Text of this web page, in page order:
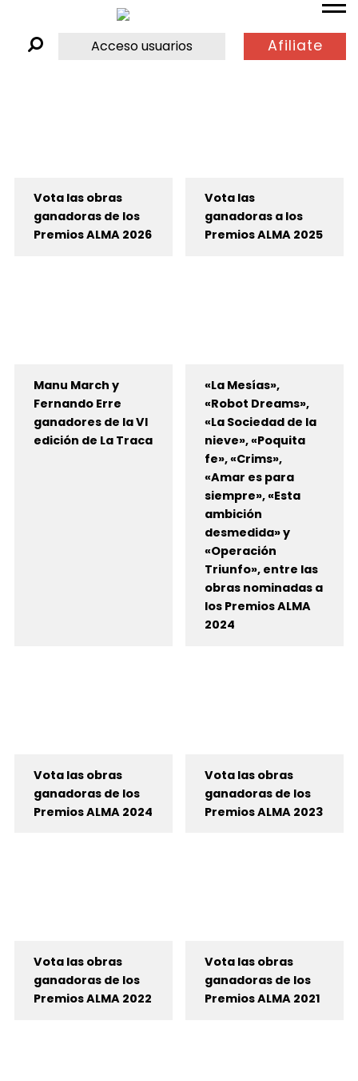
Acceso usuarios Afiliate
Vota las obras
ganadoras de los
Premios ALMA 2026
Vota las
ganadoras a los
Premios ALMA 2025
Manu March y
Fernando Erre
ganadores de la VI
edición de La Traca
«La Mesías»,
«Robot Dreams»,
«La Sociedad de la
nieve», «Poquita
fe», «Crims»,
«Amar es para
siempre», «Esta
ambición
desmedida» y
«Operación
Triunfo», entre las
obras nominadas a
los Premios ALMA
2024
Vota las obras
ganadoras de los
Premios ALMA 2024
Vota las obras
ganadoras de los
Premios ALMA 2023
Vota las obras
ganadoras de los
Premios ALMA 2022
Vota las obras
ganadoras de los
Premios ALMA 2021